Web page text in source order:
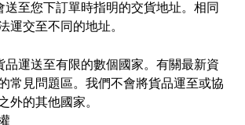
送至您下訂單時指明的交貨地址。相同
運交至不同的地址。
品運送至有限的數個國家。有關最新資
常見問題區。我們不會將貨品運至或協
外的其他國家。